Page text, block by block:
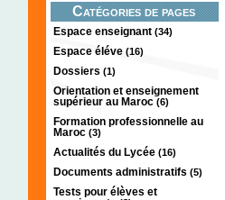
Catégories de pages
Espace enseignant (34)
Espace éléve (16)
Dossiers (1)
Orientation et enseignement
supérieur au Maroc (6)
Formation professionnelle au
Maroc (3)
Actualités du Lycée (16)
Documents administratifs (5)
Tests pour élèves et